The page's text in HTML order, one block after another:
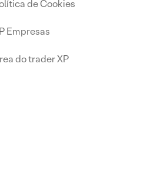
de Cookies
Empresas
do trader XP